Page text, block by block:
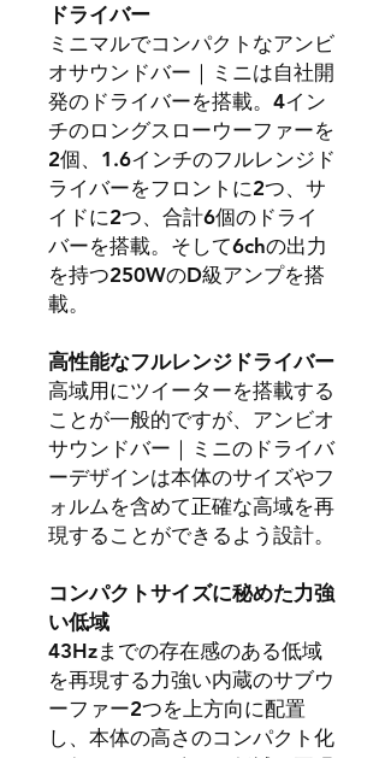
ドライバー
ミニマルでコンパクトなアンビ
オサウンドバー｜ミニは自社開
発のドライバーを搭載。4イン
チのロングスローウーファーを
2個、1.6インチのフルレンジド
ライバーをフロントに2つ、サ
イドに2つ、合計6個のドライ
バーを搭載。そして6chの出力
を持つ250WのD級アンプを搭
載。
高性能なフルレンジドライバー
高域用にツイーターを搭載する
ことが一般的ですが、アンビオ
サウンドバー｜ミニのドライバ
ーデザインは本体のサイズやフ
ォルムを含めて正確な高域を再
現することができるよう設計。
コンパクトサイズに秘めた力強
い低域
43Hzまでの存在感のある低域
を再現する力強い内蔵のサブウ
ーファー2つを上方向に配置
し、本体の高さのコンパクト化